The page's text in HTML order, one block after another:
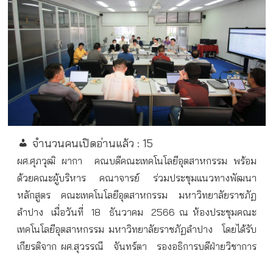
จำนวนคนเปิดอ่านแล้ว : 15
ผศ.ศุภวุฒิ ผากา
คณบดีคณะเทคโนโลยีอุตสาหกรรม พร้อม
ด้วยคณะผู้บริหาร คณาจารย์ ร่วมประชุมแนวทางพัฒนา
หลักสูตร คณะเทคโนโลยีอุตสาหกรรม มหาวิทยาลัยราชภัฏ
ลำปาง
เมื่อวันที่ 18 ธันวาคม
2566 ณ ห้องประชุมคณะ
เทคโนโลยีอุตสาหกรรม มหาวิทยาลัยราชภัฏลำปาง
โดยได้รับ
เกียรติจาก ผศ.สุวรรณี
จันทร์ตา
รองอธิการบดีฝ่ายวิชาการ